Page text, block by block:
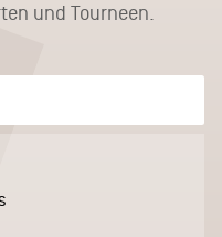
und Tourneen.